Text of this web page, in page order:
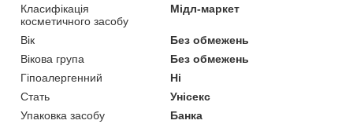
Класифікація
косметичного засобу
Мідл-маркет
Вік
Без обмежень
Вікова група
Без обмежень
Гіпоалергенний
Ні
Стать
Унісекс
Упаковка засобу
Банка